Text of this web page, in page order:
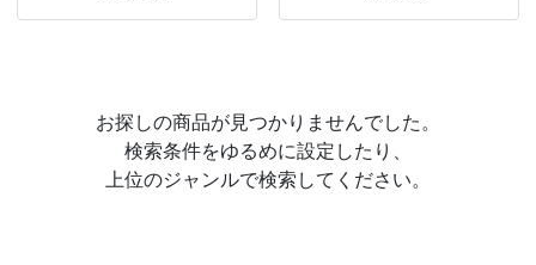
お探しの商品が見つかりませんでした。
検索条件をゆるめに設定したり、
上位のジャンルで検索してください。